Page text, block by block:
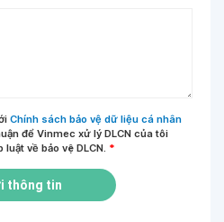
Chính sách bảo vệ dữ liệu cá nhân
để Vinmec xử lý DLCN của tôi
về bảo vệ DLCN. *
thông tin